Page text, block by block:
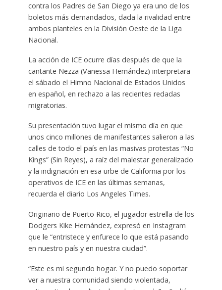
contra los Padres de San Diego ya era uno de los
boletos más demandados, dada la rivalidad entre
ambos planteles en la División Oeste de la Liga
Nacional.
La acción de ICE ocurre días después de que la
cantante Nezza (Vanessa Hernández) interpretara
el sábado el Himno Nacional de Estados Unidos
en español, en rechazo a las recientes redadas
migratorias.
Su presentación tuvo lugar el mismo día en que
unos cinco millones de manifestantes salieron a las
calles de todo el país en las masivas protestas “No
Kings” (Sin Reyes), a raíz del malestar generalizado
y la indignación en esa urbe de California por los
operativos de ICE en las últimas semanas,
recuerda el diario Los Angeles Times.
Originario de Puerto Rico, el jugador estrella de los
Dodgers Kike Hernández, expresó en Instagram
que le “entristece y enfurece lo que está pasando
en nuestro país y en nuestra ciudad”.
“Este es mi segundo hogar. Y no puedo soportar
ver a nuestra comunidad siendo violentada,